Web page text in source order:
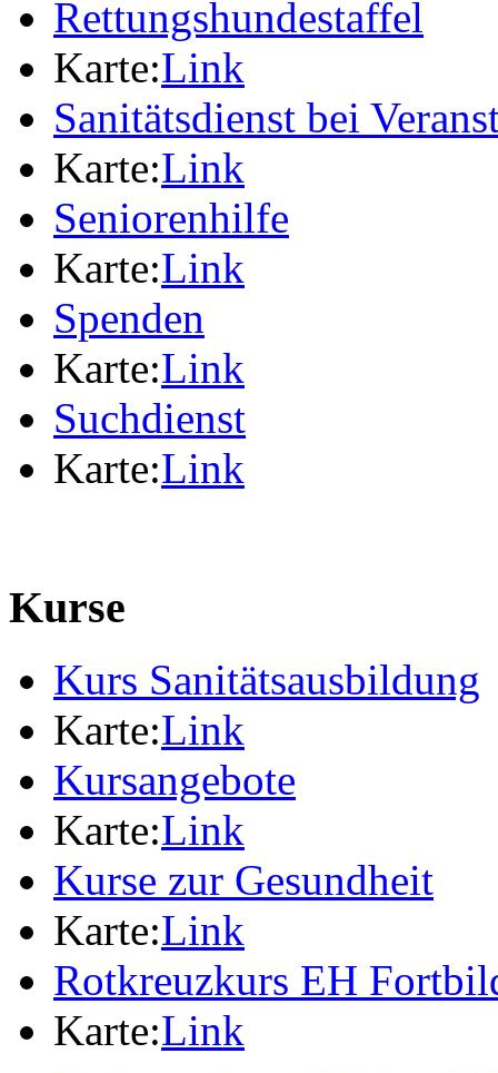
Rettungshundestaffel
Karte:Link
Sanitätsdienst bei
Karte:Link
Seniorenhilfe
Karte:Link
Spenden
Karte:Link
Suchdienst
Karte:Link
Kurse
Kurs Sanitätsausbildung
Karte:Link
Kursangebote
Karte:Link
Kurse zur Gesundheit
Karte:Link
Rotkreuzkurs EH
Karte:Link